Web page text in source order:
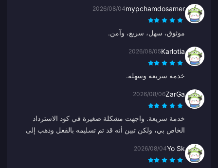
mypchamdosamer
2026/08/04
موثوق، سهل، سريع، وآمن.
Karlotia
2026/08/05
خدمة سريعة وسهلة.
ZarGa
2026/08/06
خدمة سريعة. واجهت مشكلة صغيرة في كود الاسترداد
الخاص بي، ولكن تبين أنه قد تم تسليمه بالفعل وذهب إلى
حل المشكلة بتوجيه من Anna.
Yo Sk
2026/08/04